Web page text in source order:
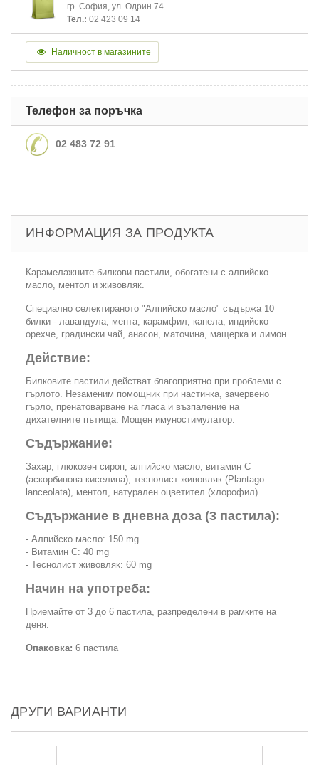
гр. София, ул. Одрин 74
Тел.: 02 423 09 14
Наличност в магазините
Телефон за поръчка
02 483 72 91
ИНФОРМАЦИЯ ЗА ПРОДУКТА
Карамелажните билкови пастили, обогатени с алпийско
масло, ментол и живовляк.
Специално селектираното "Алпийско масло" съдържа 10
билки - лавандула, мента, карамфил, канела, индийско
орехче, градински чай, анасон, маточина, мащерка и лимон.
Действие:
Билковите пастили действат благоприятно при проблеми с
гърлото. Незаменим помощник при настинка, зачервено
гърло, пренатоварване на гласа и възпаление на
дихателните пътища. Мощен имуностимулатор.
Съдържание:
Захар, глюкозен сироп, алпийско масло, витамин C
(аскорбинова киселина), теснолист живовляк (Plantago
lanceolata), ментол, натурален оцветител (хлорофил).
Съдържание в дневна доза (3 пастила):
- Алпийско масло: 150 mg
- Витамин С: 40 mg
- Теснолист живовляк: 60 mg
Начин на употреба:
Приемайте от 3 до 6 пастила, разпределени в рамките на
деня.
Опаковка: 6 пастила
ДРУГИ ВАРИАНТИ